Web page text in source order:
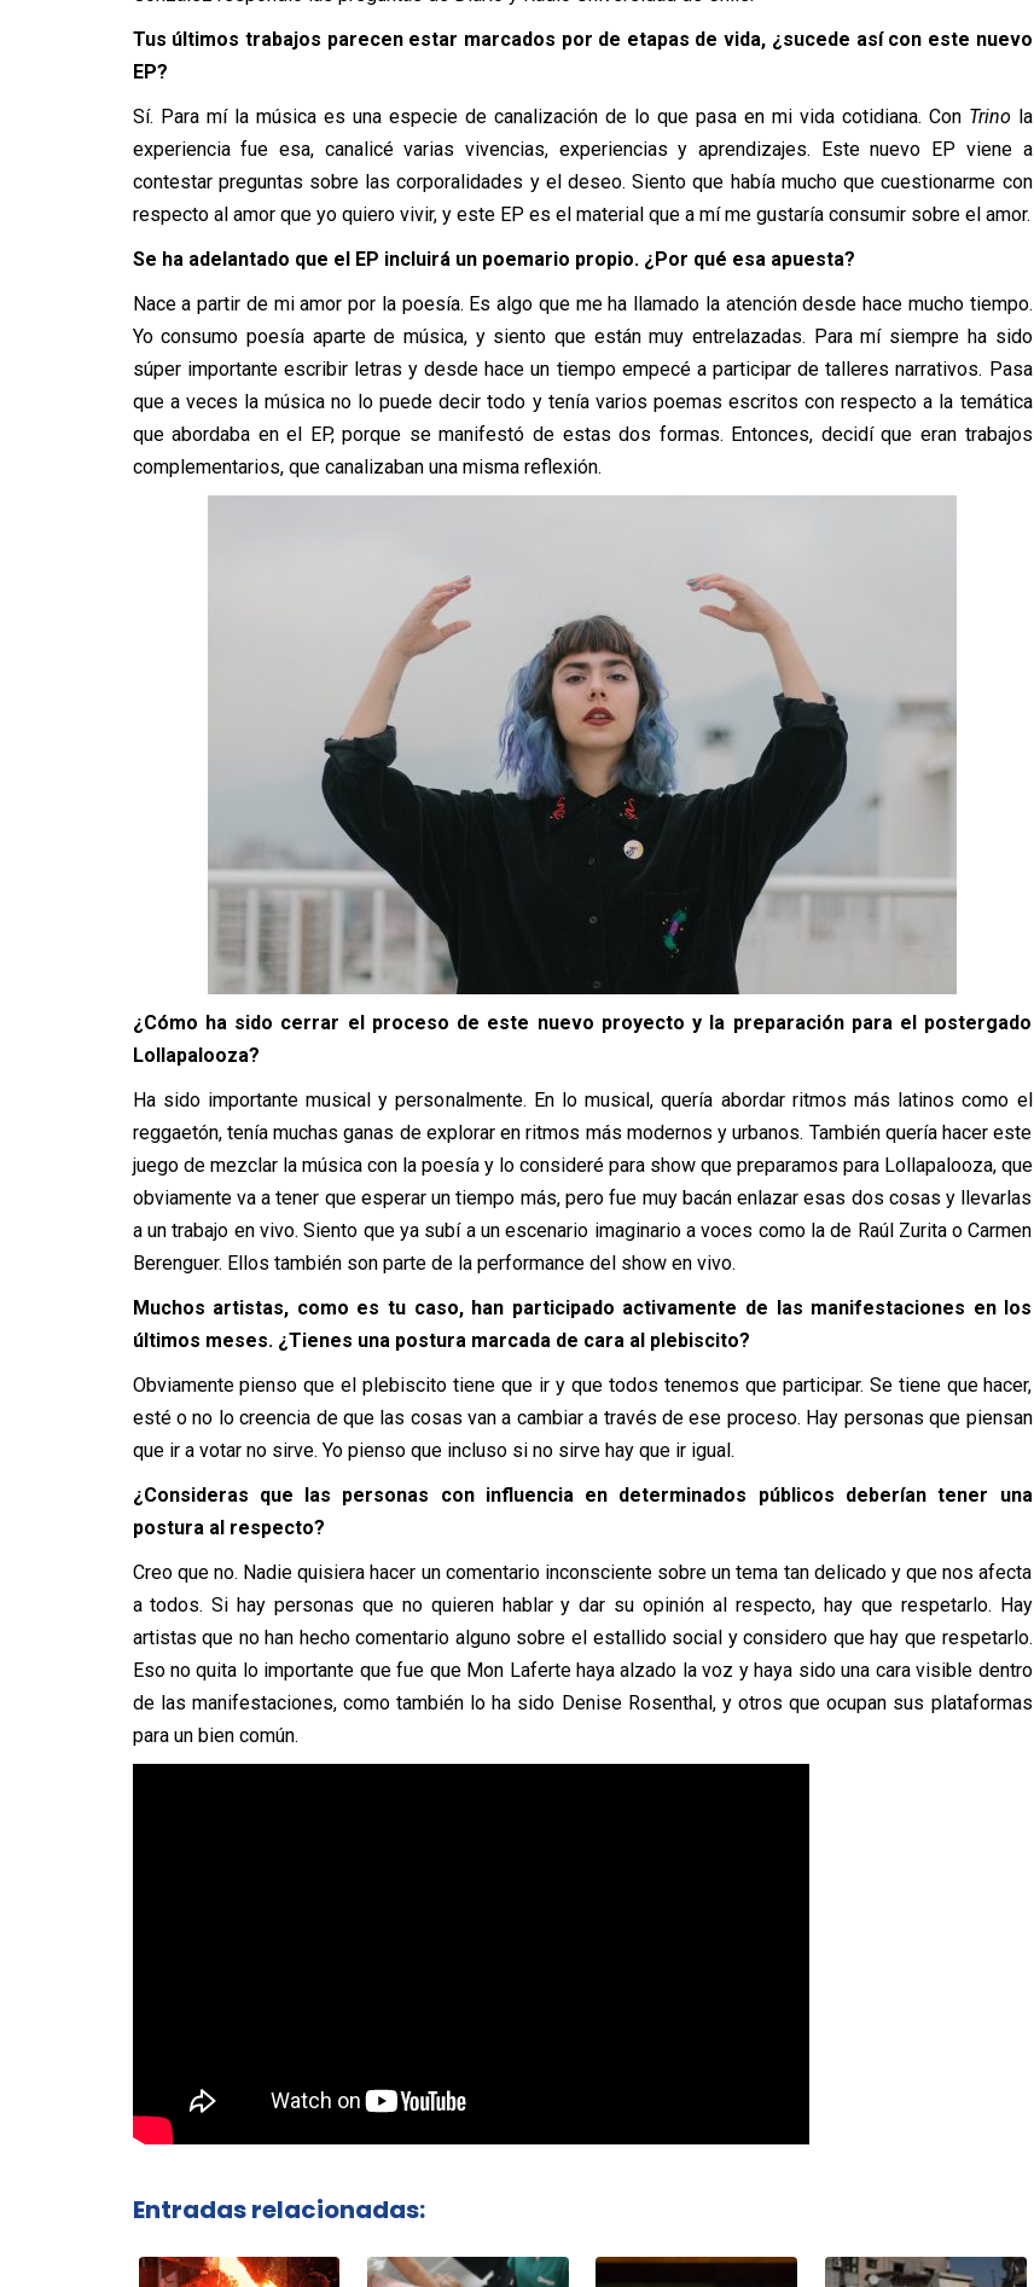
Tus últimos trabajos parecen estar marcados por de etapas de vida, ¿sucede así con este nuevo
EP?
Sí. Para mí la música es una especie de canalización de lo que pasa en mi vida cotidiana. Con Trino la
experiencia fue esa, canalicé varias vivencias, experiencias y aprendizajes. Este nuevo EP viene a
contestar preguntas sobre las corporalidades y el deseo. Siento que había mucho que cuestionarme con
respecto al amor que yo quiero vivir, y este EP es el material que a mí me gustaría consumir sobre el amor.
Se ha adelantado que el EP incluirá un poemario propio. ¿Por qué esa apuesta?
Nace a partir de mi amor por la poesía. Es algo que me ha llamado la atención desde hace mucho tiempo.
Yo consumo poesía aparte de música, y siento que están muy entrelazadas. Para mí siempre ha sido
súper importante escribir letras y desde hace un tiempo empecé a participar de talleres narrativos. Pasa
que a veces la música no lo puede decir todo y tenía varios poemas escritos con respecto a la temática
que abordaba en el EP, porque se manifestó de estas dos formas. Entonces, decidí que eran trabajos
complementarios, que canalizaban una misma reflexión.
¿Cómo ha sido cerrar el proceso de este nuevo proyecto y la preparación para el postergado
Lollapalooza?
Ha sido importante musical y personalmente. En lo musical, quería abordar ritmos más latinos como el
reggaetón, tenía muchas ganas de explorar en ritmos más modernos y urbanos. También quería hacer este
juego de mezclar la música con la poesía y lo consideré para show que preparamos para Lollapalooza, que
obviamente va a tener que esperar un tiempo más, pero fue muy bacán enlazar esas dos cosas y llevarlas
a un trabajo en vivo. Siento que ya subí a un escenario imaginario a voces como la de Raúl Zurita o Carmen
Berenguer. Ellos también son parte de la performance del show en vivo.
Muchos artistas, como es tu caso, han participado activamente de las manifestaciones en los
últimos meses. ¿Tienes una postura marcada de cara al plebiscito?
Obviamente pienso que el plebiscito tiene que ir y que todos tenemos que participar. Se tiene que hacer,
esté o no lo creencia de que las cosas van a cambiar a través de ese proceso. Hay personas que piensan
que ir a votar no sirve. Yo pienso que incluso si no sirve hay que ir igual.
¿Consideras que las personas con influencia en determinados públicos deberían tener una
postura al respecto?
Creo que no. Nadie quisiera hacer un comentario inconsciente sobre un tema tan delicado y que nos afecta
a todos. Si hay personas que no quieren hablar y dar su opinión al respecto, hay que respetarlo. Hay
artistas que no han hecho comentario alguno sobre el estallido social y considero que hay que respetarlo.
Eso no quita lo importante que fue que Mon Laferte haya alzado la voz y haya sido una cara visible dentro
de las manifestaciones, como también lo ha sido Denise Rosenthal, y otros que ocupan sus plataformas
para un bien común.
Entradas relacionadas: